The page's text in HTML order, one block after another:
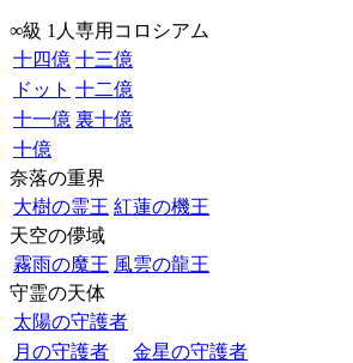
∞級 1人専用コロシアム
十四億 十三億
ドット 十二億
十一億 裏十億
十億
奈落の重界
大樹の霊王 紅蓮の機王
天空の儚域
霧雨の魔王 風雲の龍王
守霊の天体
太陽の守護者
月の守護者
金星の守護者